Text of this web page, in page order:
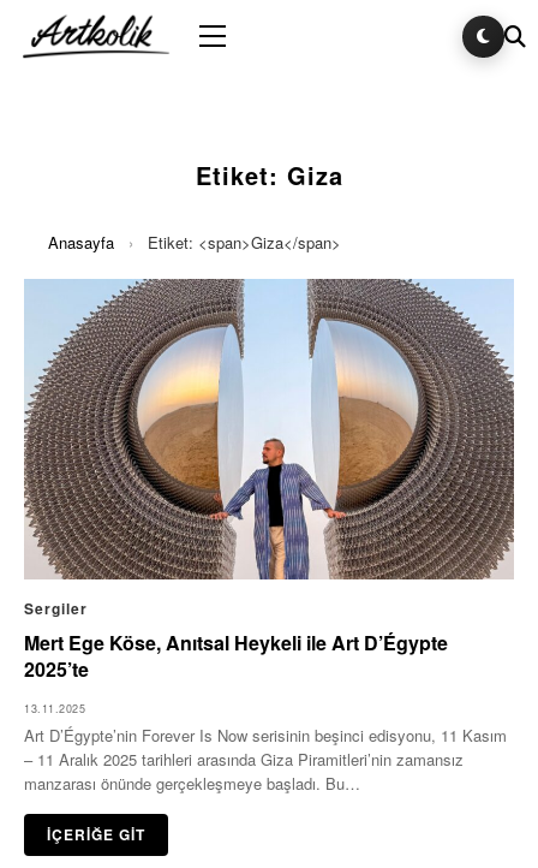
Etiket: Giza
Anasayfa › Etiket: <span>Giza</span>
Sergiler
Mert Ege Köse, Anıtsal Heykeli ile Art D’Égypte
2025’te
13.11.2025
Art D’Égypte’nin Forever Is Now serisinin beşinci edisyonu, 11 Kasım
– 11 Aralık 2025 tarihleri arasında Giza Piramitleri’nin zamansız
manzarası önünde gerçekleşmeye başladı. Bu…
İÇERİĞE GİT